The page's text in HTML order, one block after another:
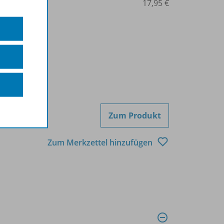
17,95 €
Zum Produkt
Zum Merkzettel hinzufügen